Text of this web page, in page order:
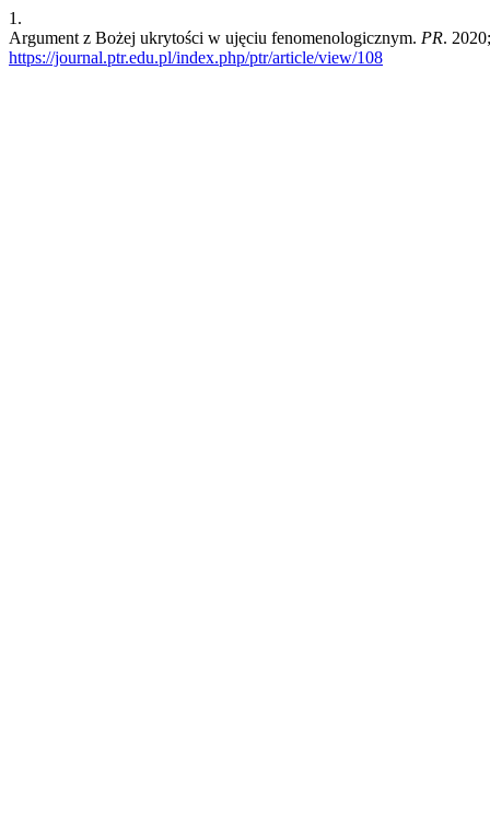
1.
Argument z Bożej ukrytości w ujęciu fenomenologicznym. PR.
https://journal.ptr.edu.pl/index.php/ptr/article/view/108